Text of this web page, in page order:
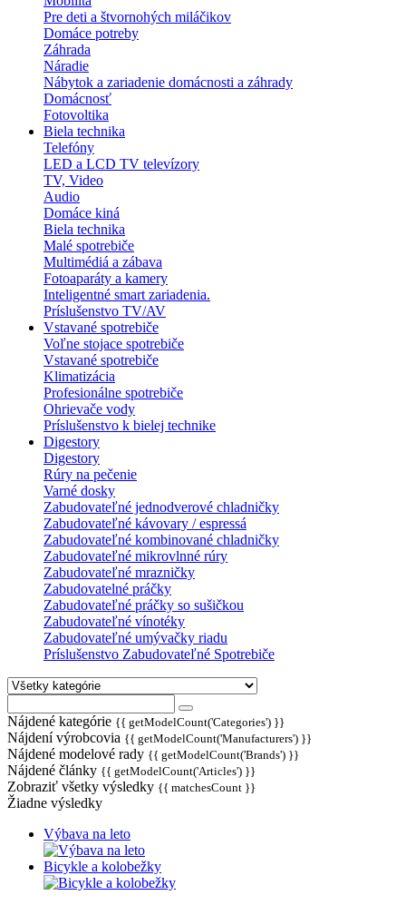
Pre deti a štvornohých miláčikov
Domáce potreby
Záhrada
Náradie
Nábytok a zariadenie domácnosti a záhrady
Domácnosť
Fotovoltika
Biela technika
Telefóny
LED a LCD TV televízory
TV, Video
Audio
Domáce kiná
Biela technika
Malé spotrebiče
Multimédiá a zábava
Fotoaparáty a kamery
Inteligentné smart zariadenia.
Príslušenstvo TV/AV
Vstavané spotrebiče
Voľne stojace spotrebiče
Vstavané spotrebiče
Klimatizácia
Profesionálne spotrebiče
Ohrievače vody
Príslušenstvo k bielej technike
Digestory
Digestory
Rúry na pečenie
Varné dosky
Zabudovateľné jednodverové chladničky
Zabudovateľné kávovary / espressá
Zabudovateľné kombinované chladničky
Zabudovateľné mikrovlnné rúry
Zabudovateľné mrazničky
Zabudovatelné práčky
Zabudovateľné práčky so sušičkou
Zabudovateľné vínotéky
Zabudovateľné umývačky riadu
Príslušenstvo Zabudovateľné Spotrebiče
Nájdené kategórie {{ getModelCount('Categories') }}
Nájdení výrobcovia {{ getModelCount('Manufacturers') }}
Nájdené modelové rady {{ getModelCount('Brands') }}
Nájdené články {{ getModelCount('Articles') }}
Zobraziť všetky výsledky {{ matchesCount }}
Žiadne výsledky
Výbava na leto
Bicykle a kolobežky